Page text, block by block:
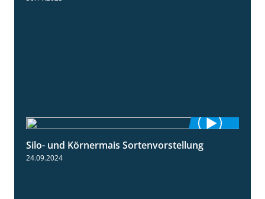
4:26
Silo- und Körnermais Sortenvorstellung
24.09.2024